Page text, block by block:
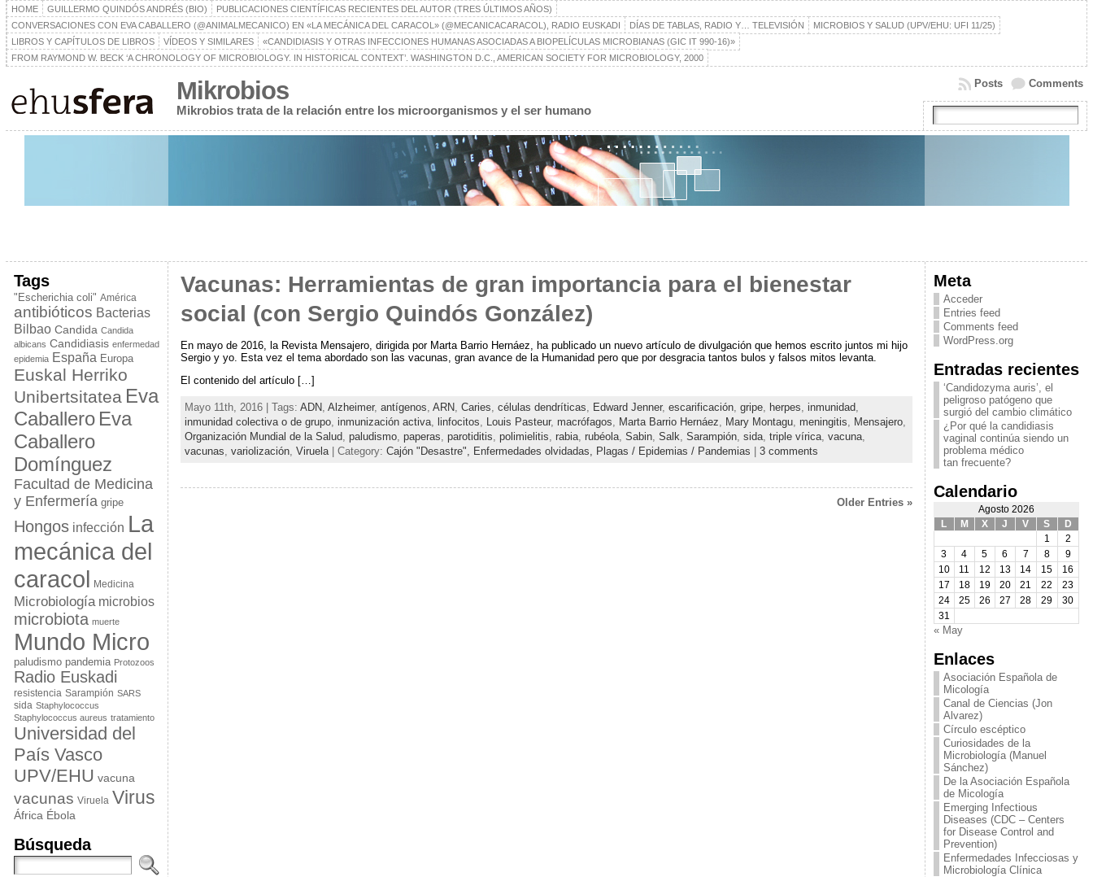
HOME GUILLERMO QUINDÓS ANDRÉS (BIO)
PUBLICACIONES CIENTÍFICAS RECIENTES DEL AUTOR (TRES ÚLTIMOS AÑOS)
CONVERSACIONES CON EVA CABALLERO (@ANIMALMECANICO) EN «LA MECÁNICA DEL CARACOL» (@MECANICACARACOL), RADIO EUSKADI
DÍAS DE TABLAS, RADIO Y… TELEVISIÓN
MICROBIOS Y SALUD (UPV/EHU: UFI 11/25)
LIBROS Y CAPÍTULOS DE LIBROS
VÍDEOS Y SIMILARES
«CANDIDIASIS Y OTRAS INFECCIONES HUMANAS ASOCIADAS A BIOPELÍCULAS MICROBIANAS (GIC IT 990-16)»
FROM RAYMOND W. BECK ‘A CHRONOLOGY OF MICROBIOLOGY. IN HISTORICAL CONTEXT’. WASHINGTON D.C., AMERICAN SOCIETY FOR MICROBIOLOGY, 2000
Mikrobios
Mikrobios trata de la relación entre los microorganismos y el ser humano
Comments
Posts
Tags
"Escherichia coli" América
antibióticos Bacterias
Bilbao Candida Candida
albicans Candidiasis enfermedad
epidemia España Europa
Euskal Herriko
Unibertsitatea Eva
Caballero Eva
Caballero
Domínguez
Facultad de Medicina
y Enfermería gripe
Hongos infección La
mecánica del
caracol Medicina
Microbiología microbios
microbiota muerte
Mundo Micro
paludismo pandemia Protozoos
Radio Euskadi
resistencia Sarampión SARS
sida Staphylococcus
Staphylococcus aureus tratamiento
Universidad del
País Vasco
UPV/EHU vacuna
vacunas Viruela Virus
África Ébola
Búsqueda
Vacunas: Herramientas de gran importancia para el bienestar
social (con Sergio Quindós González)
En mayo de 2016, la Revista Mensajero, dirigida por Marta Barrio Hernáez, ha publicado un nuevo artículo de divulgación que hemos escrito juntos mi hijo
Sergio y yo. Esta vez el tema abordado son las vacunas, gran avance de la Humanidad pero que por desgracia tantos bulos y falsos mitos levanta.
El contenido del artículo […]
Mayo 11th, 2016 | Tags: ADN, Alzheimer, antígenos, ARN, Caries, células dendríticas, Edward Jenner, escarificación, gripe, herpes, inmunidad,
inmunidad colectiva o de grupo, inmunización activa, linfocitos, Louis Pasteur, macrófagos, Marta Barrio Hernáez, Mary Montagu, meningitis, Mensajero,
Organización Mundial de la Salud, paludismo, paperas, parotiditis, polimielitis, rabia, rubéola, Sabin, Salk, Sarampión, sida, triple vírica, vacuna,
vacunas, variolización, Viruela| Category: Cajón "Desastre", Enfermedades olvidadas, Plagas / Epidemias / Pandemias 3 comments
Older Entries »
Meta
Acceder
Entries feed
Comments feed
WordPress.org
Entradas recientes
‘Candidozyma auris’, el
peligroso patógeno que
surgió del cambio climático
¿Por qué la candidiasis
vaginal continúa siendo un
problema médico
tan frecuente?
Calendario
Agosto 2026
L
M X J V S
D
1
2
3
4 5 6 7 8
9
10
11 12 13 14 15
16
17
18 19 20 21 22
23
24
25 26 27 28 29
30
31
« May
Enlaces
Asociación Española de
Micología
Canal de Ciencias (Jon
Alvarez)
Círculo escéptico
Curiosidades de la
Microbiología (Manuel
Sánchez)
De la Asociación Española
de Micología
Emerging Infectious
Diseases (CDC – Centers
for Disease Control and
Prevention)
Enfermedades Infecciosas y
Microbiología Clínica